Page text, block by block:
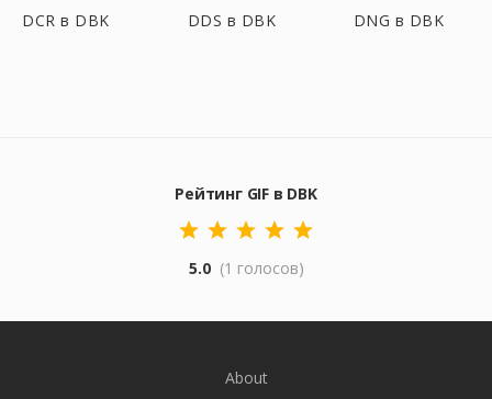
DCR в DBK DDS в DBK DNG в DBK
Рейтинг GIF в DBK
5.0 (1 голосов)
About